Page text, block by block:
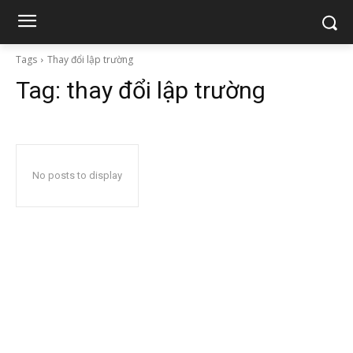
Tags Thay đổi lập trường
Tag: thay đổi lập trường
No posts to display